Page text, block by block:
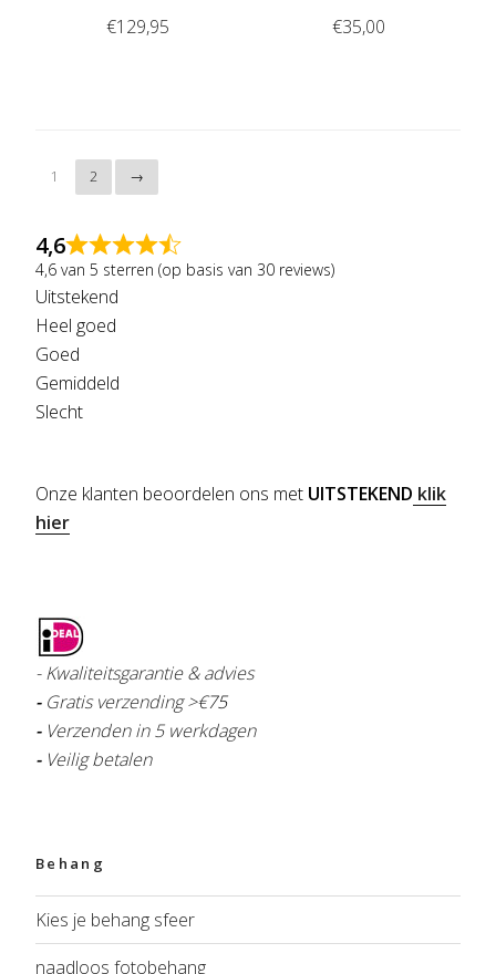
€129,95 €35,00
1 2 →
4,6
4,6 van 5 sterren (op basis van 30 reviews)
Uitstekend
Heel goed
Goed
Gemiddeld
Slecht
Onze klanten beoordelen ons met UITSTEKEND klik
hier
- Kwaliteitsgarantie & advies
- Gratis verzending >€75
- Verzenden in 5 werkdagen
- Veilig betalen
Behang
Kies je behang sfeer
naadloos fotobehang